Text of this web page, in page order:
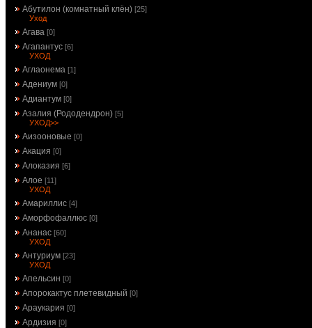
Абутилон (комнатный клён) [25]
Уход
Агава [0]
Агапантус [6]
УХОД
Аглаонема [1]
Адениум [0]
Адиантум [0]
Азалия (Рододендрон) [5]
УХОД>>
Аизооновые [0]
Акация [0]
Алоказия [6]
Алое [11]
УХОД
Амариллис [4]
Аморфофаллюс [0]
Ананас [60]
УХОД
Антуриум [23]
УХОД
Апельсин [0]
Апорокактус плетевидный [0]
Араукария [0]
Ардизия [0]